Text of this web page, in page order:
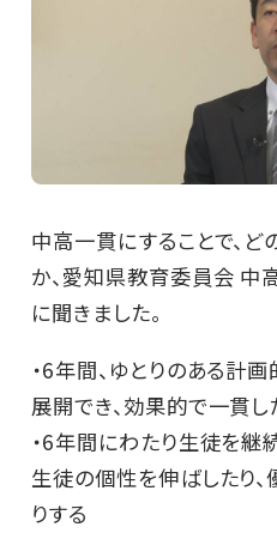
中高一貫にすることで、ど
か、愛知県教育委員会 中
に聞きました。
・6年間、ゆとりのある計
展開でき、効果的で一貫
・6年間にわたり生徒を継
生徒の個性を伸ばしたり
りする